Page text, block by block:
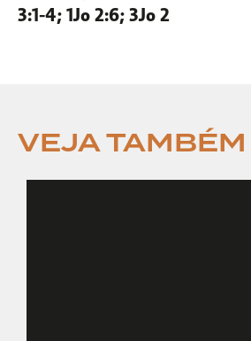
3:1-4; 1Jo 2:6; 3Jo 2
VEJA TAMBÉM